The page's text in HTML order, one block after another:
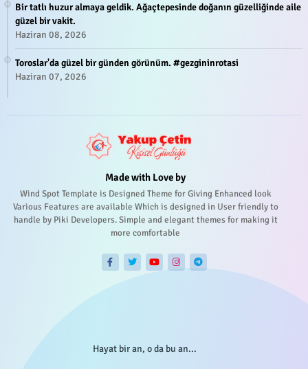
Bir tatlı huzur almaya geldik. Ağaçtepesinde doğanın güzelliğinde aile
güzel bir vakit.
Haziran 08, 2026
Toroslar'da güzel bir günden görünüm. #gezgininrotasi
Haziran 07, 2026
Made with Love by
Wind Spot Template is Designed Theme for Giving Enhanced look
Various Features are available Which is designed in User friendly to
handle by Piki Developers. Simple and elegant themes for making it
more comfortable
Hayat bir an, o da bu an...